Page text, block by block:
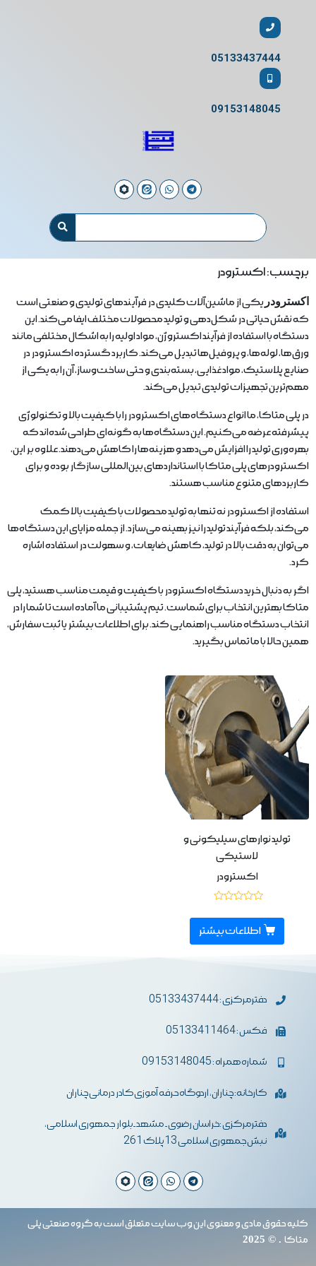
05133437444
09153148045
برچسب: اکسترودر
اکسترودر یکی از ماشین‌آلات کلیدی در فرآیندهای تولیدی و صنعتی است
که نقش حیاتی در شکل‌دهی و تولید محصولات مختلف ایفا می‌کند. این
دستگاه با استفاده از فرآیند اکستروژن، مواد اولیه را به اشکال مختلفی مانند
ورق‌ها، لوله‌ها، و پروفیل‌ها تبدیل می‌کند. کاربرد گسترده اکسترودر در
صنایع پلاستیک، مواد غذایی، بسته‌بندی و حتی ساخت‌وساز، آن را به یکی از
مهم‌ترین تجهیزات تولیدی تبدیل می‌کند.
در پلی متاکا، ما انواع دستگاه‌های اکسترودر را با کیفیت بالا و تکنولوژی
پیشرفته عرضه می‌کنیم. این دستگاه‌ها به گونه‌ای طراحی شده‌اند که
بهره‌وری تولید را افزایش می‌دهد و هزینه‌ها را کاهش می‌دهند. علاوه بر این،
اکسترودرهای پلی متاکا با استانداردهای بین‌المللی سازگار بوده و برای
کاربردهای متنوع مناسب هستند.
استفاده از اکسترودر نه تنها به تولید محصولات با کیفیت بالا کمک
می‌کند، بلکه فرآیند تولید را نیز بهینه می‌سازد. از جمله مزایای این دستگاه‌ها
می‌توان به دقت بالا در تولید، کاهش ضایعات، و سهولت در استفاده اشاره
کرد.
اگر به دنبال خرید دستگاه اکسترودر با کیفیت و قیمت مناسب هستید، پلی
متاکا بهترین انتخاب برای شماست. تیم پشتیبانی ما آماده است تا شما را در
انتخاب دستگاه مناسب راهنمایی کند. برای اطلاعات بیشتر یا ثبت سفارش،
همین حالا با ما تماس بگیرید.
تولید نوارهای سیلیکونی و
لاستیکی
اکسترودر
0
از
5اطلاعات بیشتر
دفترمرکزی : 05133437444
فکس : 05133411464
شماره همراه : 09153148045
کارخانه: چناران، اردوگاه حرفه آموزی کادر درمانی چناران
دفترمرکزی :خراسان رضوی- مشهد-بلوار جمهوری اسلامی،
نبش جمهوری اسلامی 13 پلاک 261
کلیه حقوق مادی و معنوی این وب سایت متعلق است به گروه صنعتی پلی
متاکا . © 2025